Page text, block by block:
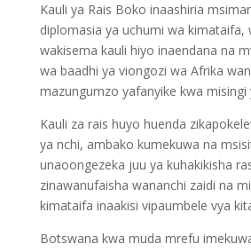
Kauli ya Rais Boko inaashiria
diplomasia ya uchumi wa kimataifa,
wakisema kauli hiyo inaendana na
wa baadhi ya viongozi wa Afrika
mazungumzo yafanyike kwa misingi
Kauli za rais huyo huenda
ya nchi, ambako kumekuwa na
unaoongezeka juu ya kuhakikisha
zinawanufaisha wananchi zaidi na
kimataifa inaakisi vipaumbele vya
Botswana kwa muda mrefu